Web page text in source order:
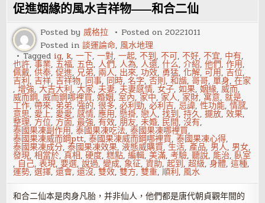
促進姻緣的風水吉祥物——和合二仙
Posted by威格拉 Posted on20221011
Posted in談運論命, 風水地理
Tagged ig, k,一下,一對,一起,不到,不可,不好,不宜, 中有,
也許,事業,五福,五色,人們,人為,人還,什么,介紹,他們,作用,
佩戴,供奉,促進, 兄弟, 兩人, 出來,功效, 勇猛,化解,可用,吉位,
吉利,吉祥,吉祥物, 同事, 同時,名字,否則,和諧,哥哥,單身,在家
,增強,大吉大利,大家, 夫妻, 夫妻感情,女子,如果,姻緣,威而,
威而鋼,威而鋼哪裡買,婚姻,室內, 家中, 家人, 家財, 寓意,就是,
工作,帶來, 弟弟,強的,很多,必利勁,必利吉, 忌諱,性功能,情感,
意思, 愛上, 愛愛,感情,應用,懸掛,戀人,找到,持久,擺放,效果,
整理, 方位, 方面,最強,有效,朋友,未婚, 民間,沒有,
泰國果凍副作用,泰國果凍吃法,泰國果凍哪裡買,
泰國果凍威而鋼ptt,泰國果凍威而鋼哪裡買,泰國果凍心得,
泰國果凍成分,泰國果凍效果,液態威購買,生活,產品, 男人, 男女,
發現,相當於,真相,硬度,糕點,編輯,美滿,考驗,聽說, 能治, 臥室
, 自己,表現,要選,說過,變成, 象征,資助,起到,超級,身體,這種,
運勢,選擇,還會,還沒,雙效,雙方,雙重,順利, 風水
和合二仙本是肉身凡胎，并非仙人，他們都是唐代朝貞觀年間的